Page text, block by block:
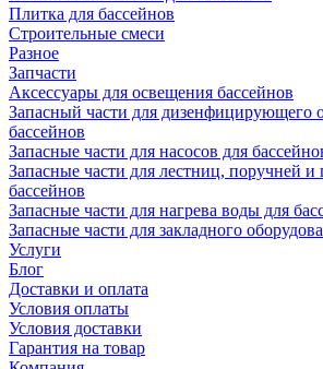
Плитка для бассейнов
Строительные смеси
Разное
Запчасти
Аксессуары для освещения бассейнов
Запасный части для дизенфицирующего
бассейнов
Запасные части для насосов для
Запасные части для лестниц, поручней и
бассейнов
Запасные части для нагрева воды для
Запасные части для закладного
Услуги
Блог
Доставки и оплата
Условия оплаты
Условия доставки
Гарантия на товар